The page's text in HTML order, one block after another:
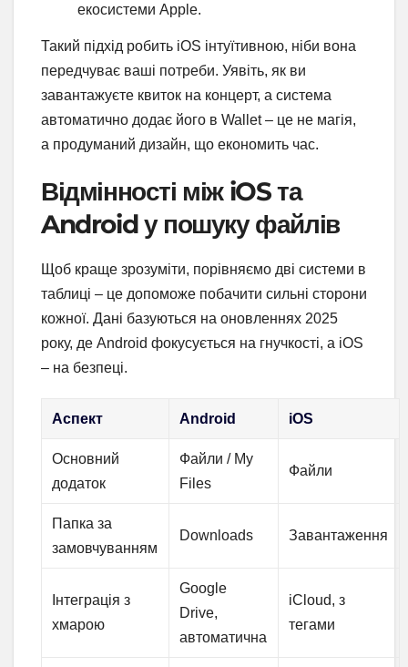
екосистеми Apple.
Такий підхід робить iOS інтуїтивною, ніби вона
передчуває ваші потреби. Уявіть, як ви
завантажуєте квиток на концерт, а система
автоматично додає його в Wallet – це не магія,
а продуманий дизайн, що економить час.
Відмінності між iOS та
Android у пошуку файлів
Щоб краще зрозуміти, порівняємо дві системи в
таблиці – це допоможе побачити сильні сторони
кожної. Дані базуються на оновленнях 2025
року, де Android фокусується на гнучкості, а iOS
– на безпеці.
Аспект Android iOS
Основний
додаток
Файли / My
Files
Файли
Папка за
замовчуванням
Downloads Завантаження
Інтеграція з
хмарою
Google
Drive,
автоматична
iCloud, з
тегами